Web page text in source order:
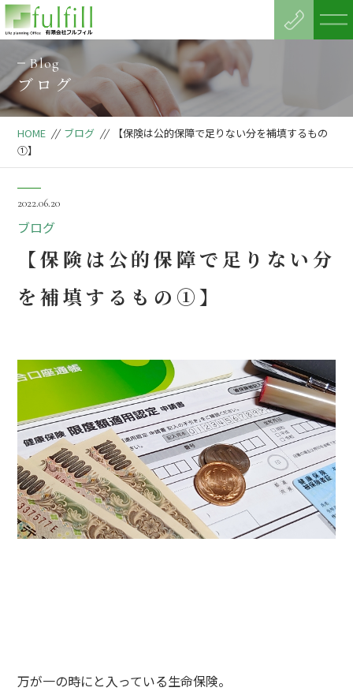
Blog
ブログ
HOME // ブログ //
【保険は公的保障で足りない分を補填するもの
①】
2022.06.20
ブログ
【保険は公的保障で足りない分
を補填するもの①】
万が一の時にと入っている生命保険。